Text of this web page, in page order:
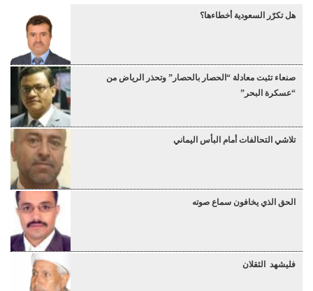
هل تكرّر السعودية أخطاءها؟
صنعاء تثبت معادلة “الحصار بالحصار” وتحذر الرياض من
“عسكرة البحر”
تلاشي التحالفات أمام البأس اليماني
الحق الذي يخافون سماع صوته
فليشهد الثقلان